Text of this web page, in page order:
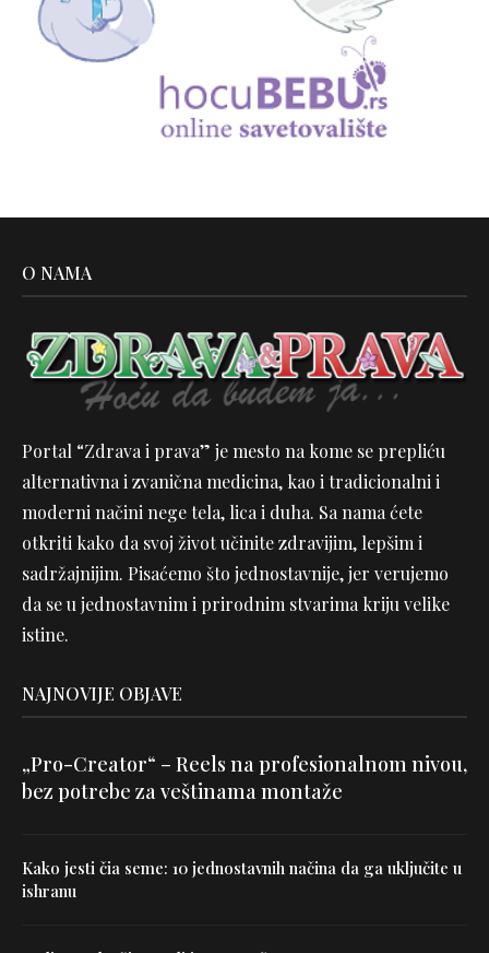
O NAMA
Portal “Zdrava i prava” je mesto na kome se prepliću
alternativna i zvanična medicina, kao i tradicionalni i
moderni načini nege tela, lica i duha. Sa nama ćete
otkriti kako da svoj život učinite zdravijim, lepšim i
sadržajnijim. Pisaćemo što jednostavnije, jer verujemo
da se u jednostavnim i prirodnim stvarima kriju velike
istine.
NAJNOVIJE OBJAVE
„Pro-Creator“ – Reels na profesionalnom nivou,
bez potrebe za veštinama montaže
Kako jesti čia seme: 10 jednostavnih načina da ga uključite u
ishranu